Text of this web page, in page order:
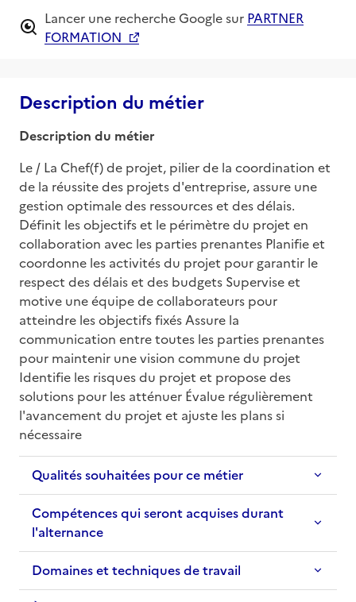
Lancer une recherche Google sur PARTNER
FORMATION
Description du métier
Description du métier
Le / La Chef(f) de projet, pilier de la coordination et
de la réussite des projets d'entreprise, assure une
gestion optimale des ressources et des délais.
Définit les objectifs et le périmètre du projet en
collaboration avec les parties prenantes Planifie et
coordonne les activités du projet pour garantir le
respect des délais et des budgets Supervise et
motive une équipe de collaborateurs pour
atteindre les objectifs fixés Assure la
communication entre toutes les parties prenantes
pour maintenir une vision commune du projet
Identifie les risques du projet et propose des
solutions pour les atténuer Évalue régulièrement
l'avancement du projet et ajuste les plans si
nécessaire
Qualités souhaitées pour ce métier
Compétences qui seront acquises durant
l'alternance
Domaines et techniques de travail